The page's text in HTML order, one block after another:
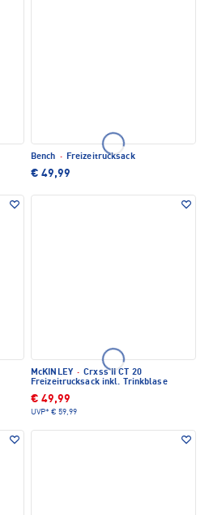
Bench · Freizeitrucksack
€ 49,99
McKINLEY · Crxss II CT 20
Freizeitrucksack inkl. Trinkblase
€ 49,99
UVP* € 59,99